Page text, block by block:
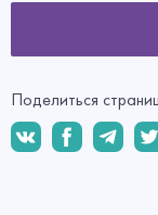
Поделиться